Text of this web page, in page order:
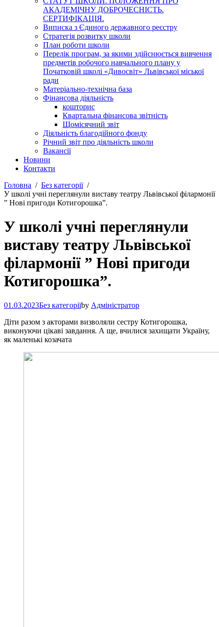
АКАДЕМІЧНУ ДОБРОЧЕСНІСТЬ.
СЕРТИФІКАЦІЯ.
Виписка з Єдиного державного реєстру
Стратегія розвитку школи
План роботи школи
Перелік програм, за якими здійснюється вивчення
предметів робочого навчального плану у
Початковій школі «Дивосвіт» Львівської міської
ради
Матеріально-технічна база
Фінансова діяльність
кошторис
Квартальна фінансова звітність
Щомісячний звіт
Діяльність благодійного фонду
Річний звіт про діяльність школи
Вакансії
Новини
Контакти
Головна
Без категорії
У школі учні переглянули виставу театру Львівської філармонії
” Нові пригоди Котигорошка”.
У школі учні переглянули
виставу театру Львівської
філармонії ” Нові пригоди
Котигорошка”.
01.03.2023Без категоріїby Адміністратор
Діти разом з акторами визволяли сестру Котигорошка,
виконуючи цікаві завдання. А ще, вчилися захищати Україну,
як маленькі козачата